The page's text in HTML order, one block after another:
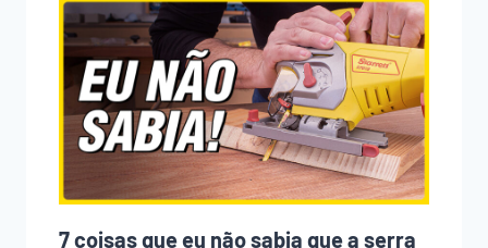
COM
A
MARCENARIA?
PODCAST
EMPOEIRADOS
#010
7 coisas que eu não sabia que a serra